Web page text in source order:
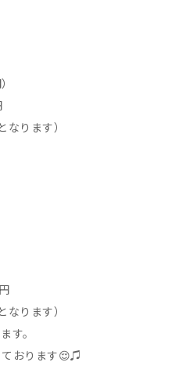
なります）
なります）
す。
ております😌♫